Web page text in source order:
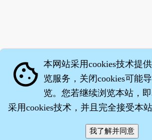
·沈药子©2008
cookie 本网站采用cookies技术提
览服务，关闭cookies可能
览。您若继续浏览本站，
采用cookies技术，并且完全接受本